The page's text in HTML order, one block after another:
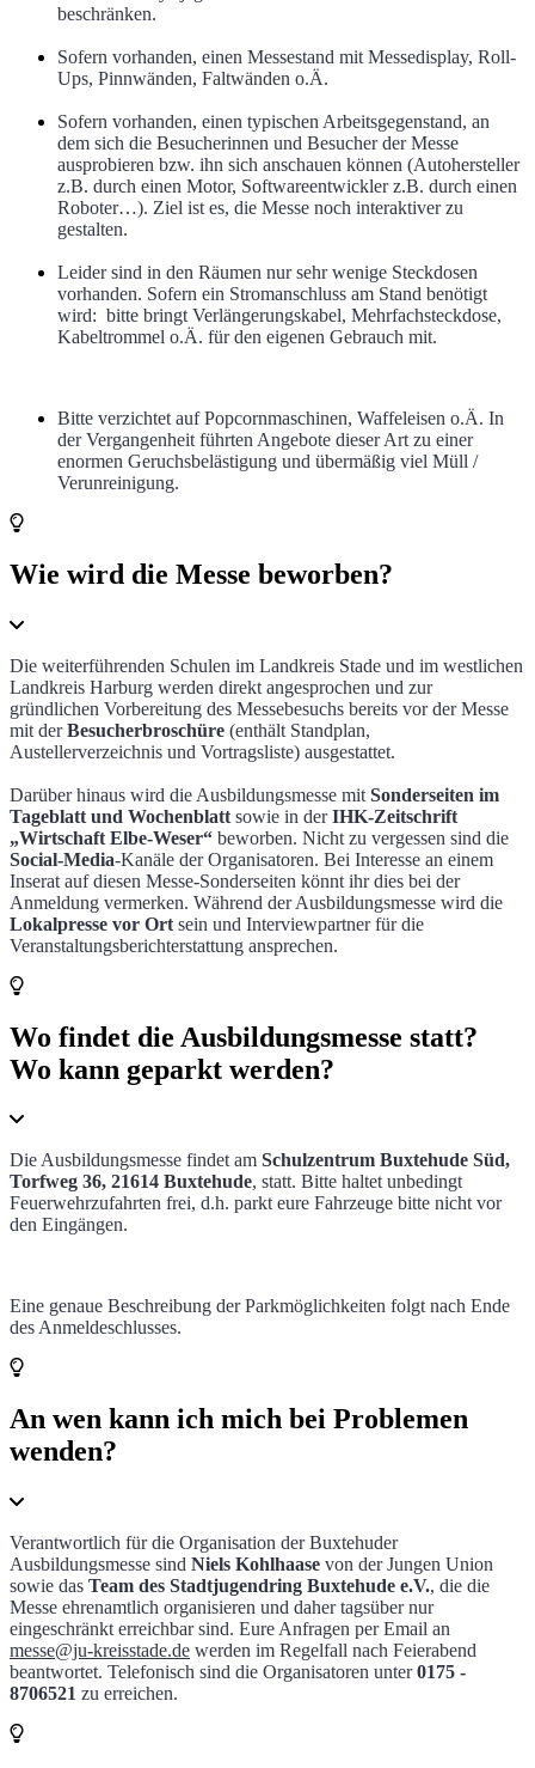
beschränken.
Sofern vorhanden, einen Messestand mit Messedisplay, Roll-
Ups, Pinnwänden, Faltwänden o.Ä.
Sofern vorhanden, einen typischen Arbeitsgegenstand, an
dem sich die Besucherinnen und Besucher der Messe
ausprobieren bzw. ihn sich anschauen können (Autohersteller
z.B. durch einen Motor, Softwareentwickler z.B. durch einen
Roboter…). Ziel ist es, die Messe noch interaktiver zu
gestalten.
Leider sind in den Räumen nur sehr wenige Steckdosen
vorhanden. Sofern ein Stromanschluss am Stand benötigt
wird: bitte bringt Verlängerungskabel, Mehrfachsteckdose,
Kabeltrommel o.Ä. für den eigenen Gebrauch mit.
Bitte verzichtet auf Popcornmaschinen, Waffeleisen o.Ä. In
der Vergangenheit führten Angebote dieser Art zu einer
enormen Geruchsbelästigung und übermäßig viel Müll /
Verunreinigung.
Wie wird die Messe beworben?
Die weiterführenden Schulen im Landkreis Stade und im westlichen
Landkreis Harburg werden direkt angesprochen und zur
gründlichen Vorbereitung des Messebesuchs bereits vor der Messe
mit derBesucherbroschüre (enthält Standplan,
Austellerverzeichnis und Vortragsliste) ausgestattet.
Darüber hinaus wird die Ausbildungsmesse mit Sonderseiten im
Tageblatt und Wochenblatt sowie in derIHK-Zeitschrift
„Wirtschaft Elbe-Weser“ beworben. Nicht zu vergessen sind die
Social-Media-Kanäle der Organisatoren. Bei Interesse an einem
Inserat auf diesen Messe-Sonderseiten könnt ihr dies bei der
Anmeldung vermerken. Während der Ausbildungsmesse wird die
Lokalpresse vor Ort sein und Interviewpartner für die
Veranstaltungsberichterstattung ansprechen.
Wo findet die Ausbildungsmesse statt?
Wo kann geparkt werden?
Die Ausbildungsmesse findet am Schulzentrum Buxtehude Süd,
Torfweg 36, 21614 Buxtehude, statt. Bitte haltet unbedingt
Feuerwehrzufahrten frei, d.h. parkt eure Fahrzeuge bitte nicht vor
den Eingängen.
Eine genaue Beschreibung der Parkmöglichkeiten folgt nach Ende
des Anmeldeschlusses.
An wen kann ich mich bei Problemen
wenden?
Verantwortlich für die Organisation der Buxtehuder
Ausbildungsmesse sind Niels Kohlhaase von der Jungen Union
sowie das Team des Stadtjugendring Buxtehude e.V., die die
Messe ehrenamtlich organisieren und daher tagsüber nur
eingeschränkt erreichbar sind. Eure Anfragen per Email an
messe@ju-kreisstade.de werden im Regelfall nach Feierabend
beantwortet. Telefonisch sind die Organisatoren unter0175 -
8706521 zu erreichen.